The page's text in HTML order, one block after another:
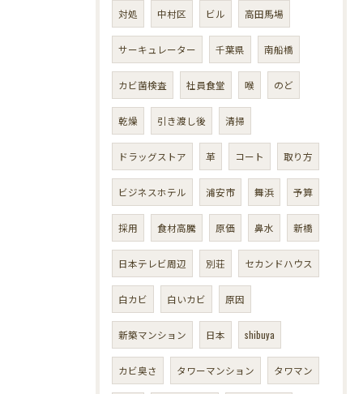
対処 中村区 ビル 高田馬場
サーキュレーター 千葉県 南船橋
カビ菌検査 社員食堂 喉 のど
乾燥 引き渡し後 清掃
ドラッグストア 革 コート 取り方
ビジネスホテル 浦安市 舞浜 予算
採用 食材高騰 原価 鼻水 新橋
日本テレビ周辺 別荘 セカンドハウス
白カビ 白いカビ 原因
新築マンション 日本 shibuya
カビ臭さ タワーマンション タワマン